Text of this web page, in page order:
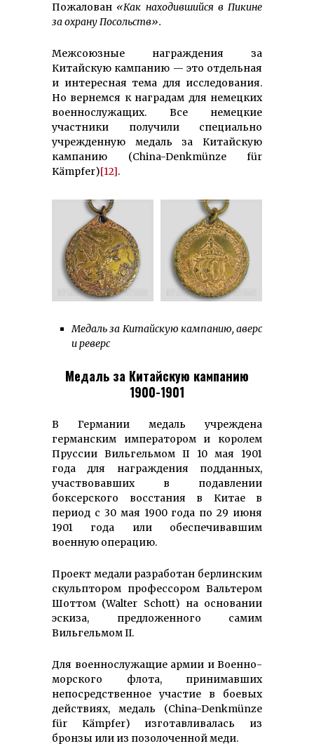
Пожалован «Как находившийся в Пикине
за охрану Посольств».
Межсоюзные награждения за
Китайскую кампанию — это отдельная
и интересная тема для исследования.
Но вернемся к наградам для немецких
военнослужащих. Все немецкие
участники получили специально
учрежденную медаль за Китайскую
кампанию (China-Denkmünze für
Kämpfer)[12].
Медаль за Китайскую кампанию, аверс
и реверс
Медаль за Китайскую кампанию
1900-1901
В Германии медаль учреждена
германским императором и королем
Пруссии Вильгельмом II 10 мая 1901
года для награждения подданных,
участвовавших в подавлении
боксерского восстания в Китае в
период с 30 мая 1900 года по 29 июня
1901 года или обеспечивавшим
военную операцию.
Проект медали разработан берлинским
скульптором профессором Вальтером
Шоттом (Walter Schott) на основании
эскиза, предложенного самим
Вильгельмом II.
Для военнослужащие армии и Военно-
морского флота, принимавших
непосредственное участие в боевых
действиях, медаль (China-Denkmünze
für Kämpfer) изготавливалась из
бронзы или из позолоченной меди.